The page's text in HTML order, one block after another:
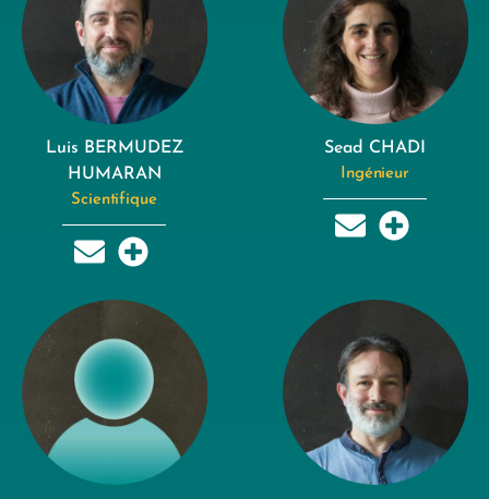
Luis BERMUDEZ
HUMARAN
Scientifique
Sead CHADI
Ingénieur